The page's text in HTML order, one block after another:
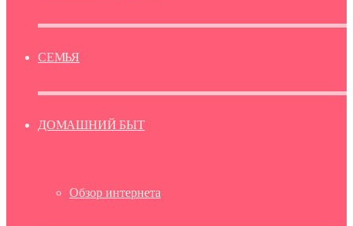
СЕМЬЯ
ДОМАШНИЙ БЫТ
Обзор интернета